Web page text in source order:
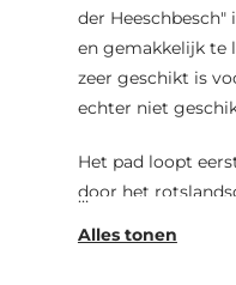
der
en gemakkelijk te
zeer geschikt is
echter niet
Het pad loopt
door het